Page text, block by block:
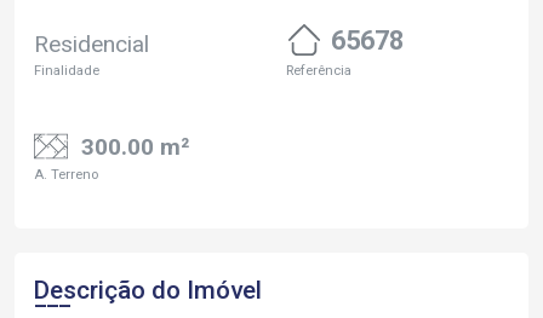
Residencial
Finalidade
65678
Referência
300.00 m²
A. Terreno
Descrição do Imóvel